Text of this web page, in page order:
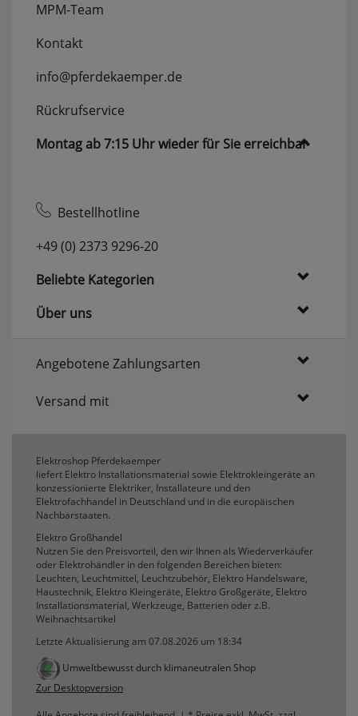
erneutem Aufruf die entsprechende Auswahl
Konfiguration speichern
Alle Cookies akzeptieren
MPM-Team
Kontakt
info@pferdekaemper.de
Rückrufservice
Montag ab 7:15 Uhr wieder für Sie erreichbar
Bestellhotline
+49 (0) 2373 9296-20
Beliebte Kategorien
Über uns
Angebotene Zahlungsarten
Versand mit
Elektroshop Pferdekaemper
liefert Elektro Installationsmaterial sowie Elektrokleingeräte an
konzessionierte Elektriker, Installateure und den
Elektrofachhandel in Deutschland und in die europäischen
Nachbarstaaten.
Elektro Großhandel
Nutzen Sie den Preisvorteil, den wir Ihnen als Wiederverkäufer
oder Elektrohändler in den folgenden Bereichen bieten:
Leuchten, Leuchtmittel, Leuchtzubehör, Elektro Handelsware,
Haustechnik, Elektro Kleingeräte, Elektro Großgeräte, Elektro
Installationsmaterial, Werkzeuge, Batterien oder z.B.
Weihnachtsartikel
Letzte Aktualisierung am 07.08.2026 um 18:34
Umweltbewusst durch klimaneutralen Shop
Zur Desktopversion